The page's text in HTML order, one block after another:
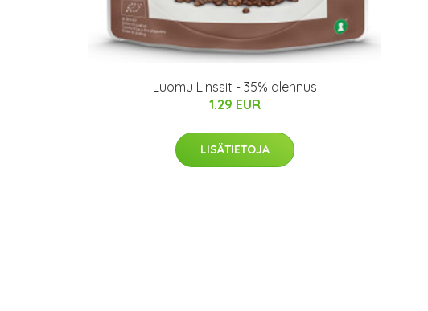
Luomu Linssit - 35% alennus
1.29 EUR
LISÄTIETOJA